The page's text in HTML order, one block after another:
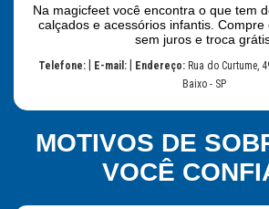
Na magicfeet você encontra o que tem
calçados e acessórios infantis.
sem juros e troca
Telefone: E-mail: Endereço: Rua do Curtume,
Baixo - SP
MOTIVOS DE
VOCÊ